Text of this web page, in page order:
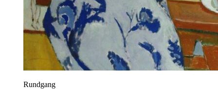
Rundgang